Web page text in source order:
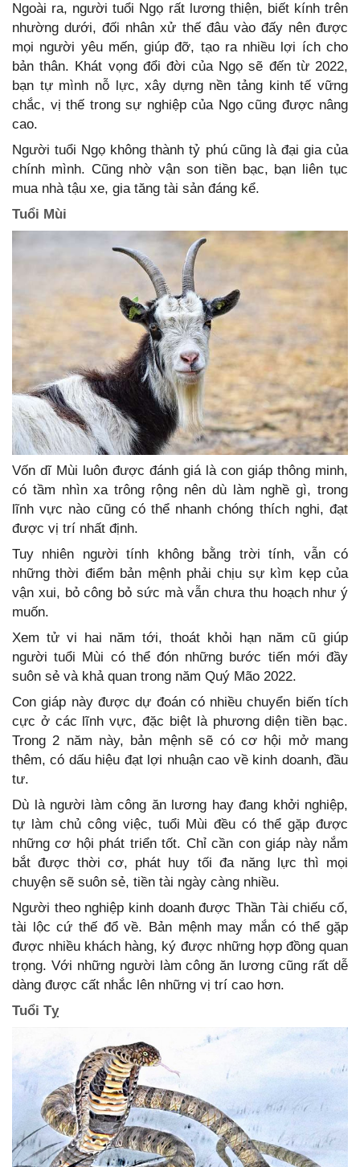
Ngoài ra, người tuổi Ngọ rất lương thiện, biết kính trên
nhường dưới, đối nhân xử thế đâu vào đấy nên được
mọi người yêu mến, giúp đỡ, tạo ra nhiều lợi ích cho
bản thân. Khát vọng đổi đời của Ngọ sẽ đến từ 2022,
bạn tự mình nỗ lực, xây dựng nền tảng kinh tế vững
chắc, vị thế trong sự nghiệp của Ngọ cũng được nâng
cao.
Người tuổi Ngọ không thành tỷ phú cũng là đại gia của
chính mình. Cũng nhờ vận son tiền bạc, bạn liên tục
mua nhà tậu xe, gia tăng tài sản đáng kể.
Tuổi Mùi
Vốn dĩ Mùi luôn được đánh giá là con giáp thông minh,
có tầm nhìn xa trông rộng nên dù làm nghề gì, trong
lĩnh vực nào cũng có thể nhanh chóng thích nghi, đạt
được vị trí nhất định.
Tuy nhiên người tính không bằng trời tính, vẫn có
những thời điểm bản mệnh phải chịu sự kìm kẹp của
vận xui, bỏ công bỏ sức mà vẫn chưa thu hoạch như ý
muốn.
Xem tử vi hai năm tới, thoát khỏi hạn năm cũ giúp
người tuổi Mùi có thể đón những bước tiến mới đầy
suôn sẻ và khả quan trong năm Quý Mão 2022.
Con giáp này được dự đoán có nhiều chuyển biến tích
cực ở các lĩnh vực, đặc biệt là phương diện tiền bạc.
Trong 2 năm này, bản mệnh sẽ có cơ hội mở mang
thêm, có dấu hiệu đạt lợi nhuận cao về kinh doanh, đầu
tư.
Dù là người làm công ăn lương hay đang khởi nghiệp,
tự làm chủ công việc, tuổi Mùi đều có thể gặp được
những cơ hội phát triển tốt. Chỉ cần con giáp này nắm
bắt được thời cơ, phát huy tối đa năng lực thì mọi
chuyện sẽ suôn sẻ, tiền tài ngày càng nhiều.
Người theo nghiệp kinh doanh được Thần Tài chiếu cố,
tài lộc cứ thế đổ về. Bản mệnh may mắn có thể gặp
được nhiều khách hàng, ký được những hợp đồng quan
trọng. Với những người làm công ăn lương cũng rất dễ
dàng được cất nhắc lên những vị trí cao hơn.
Tuổi Tỵ